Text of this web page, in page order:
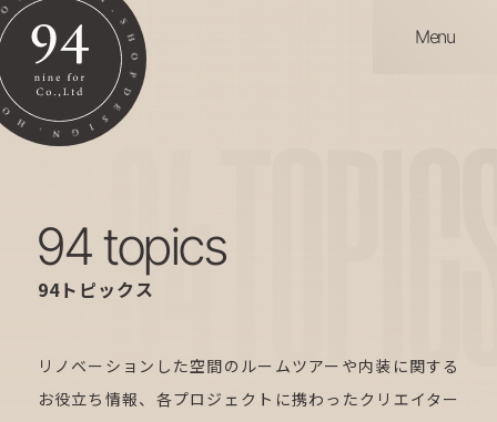
Menu
94
94 topics
94トピックス
リノベーションした空間のルームツアーや内装に関する
お役立ち情報、各プロジェクトに携わったクリエイター